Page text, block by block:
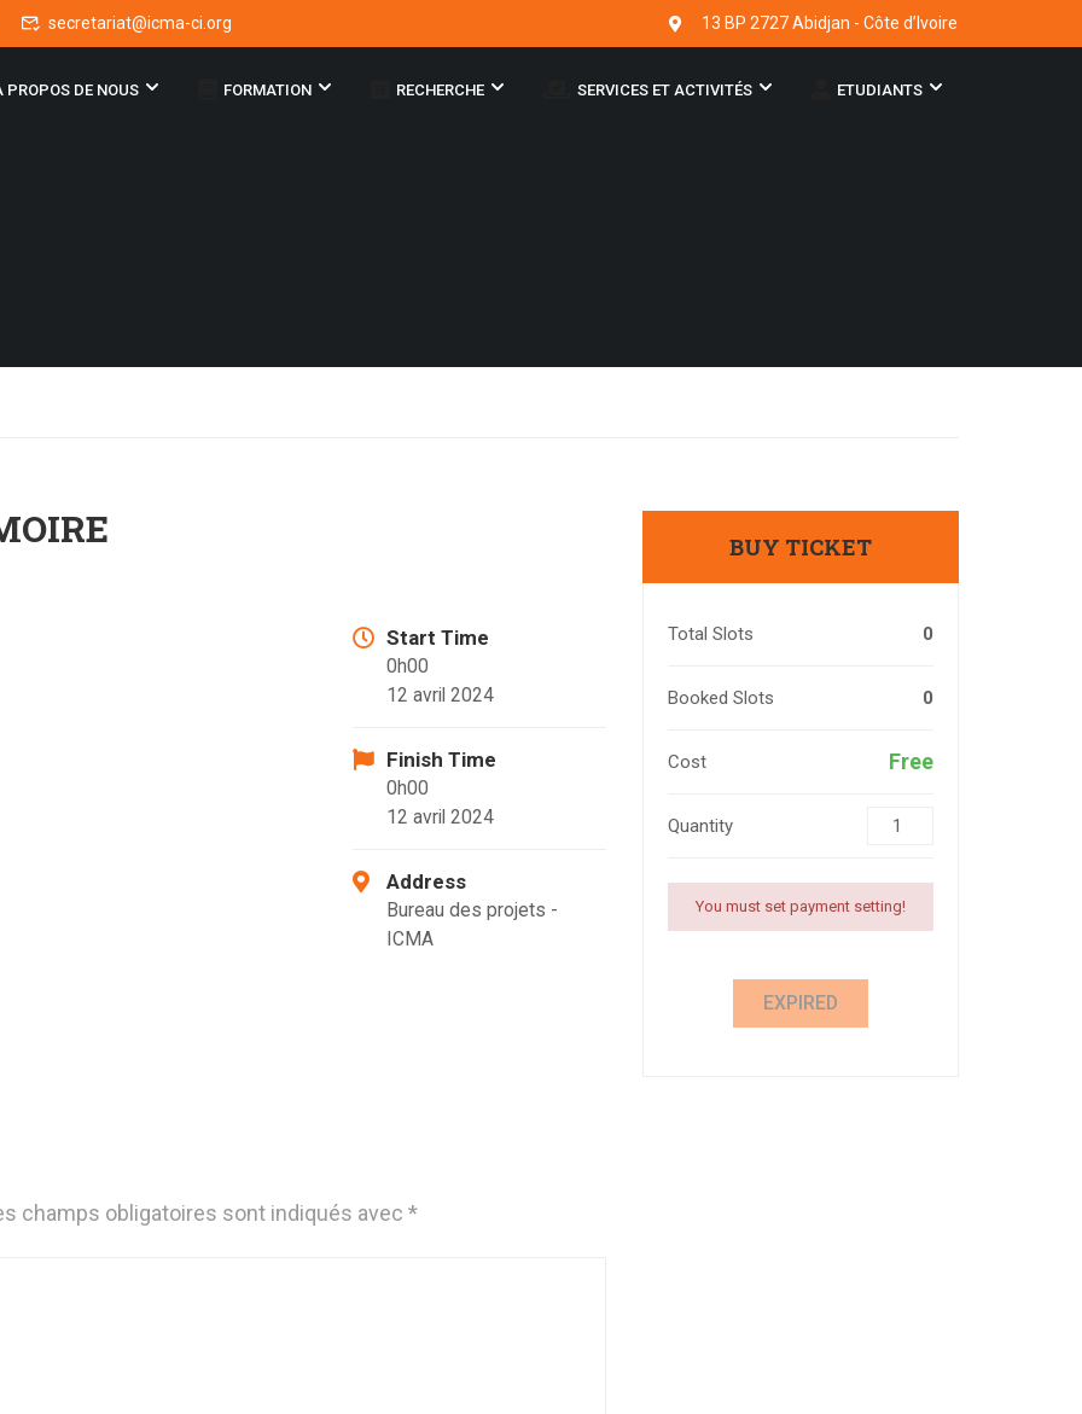
secretariat@icma-ci.org 13 BP 2727 Abidjan - Côte d’Ivoire
PROPOS DE NOUS FORMATION RECHERCHE SERVICES ET ACTIVITÉS ETUDIANTS
Start Time
0h00
12 avril 2024
Finish Time
0h00
12 avril 2024
Address
Bureau des projets -
ICMA
champs obligatoires sont indiqués avec *
BUY TICKET
Total Slots 0
Booked Slots 0
Cost Free
Quantity
You must set payment setting!
EXPIRED